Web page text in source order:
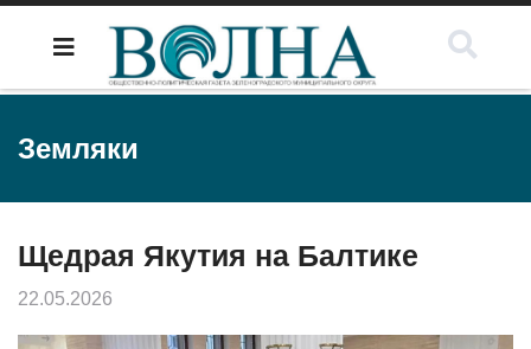
Земляки
Щедрая Якутия на Балтике
22.05.2026